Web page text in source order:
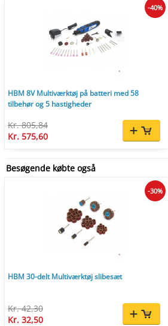
HBM 8V Multiværktøj på batteri med 58
tilbehør og 5 hastigheder
Kr. 805,84
Kr. 575,60
-40%
Besøgende købte også
HBM 30-delt Multiværktøj slibesæt
Kr. 42,30
Kr. 32,50
-30%